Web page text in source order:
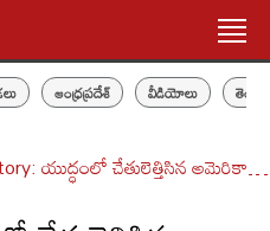
ఆంధ్రప్రదేశ్ వీడియోలు
యుద్ధంలో చేతులెత్తిసిన అమెరికా…